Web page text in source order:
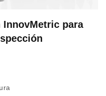
InnovMetric para